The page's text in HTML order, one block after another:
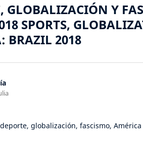
GLOBALIZACIÓN Y
SPORTS,
BRAZIL 2018
deporte, globalización, fascismo, América